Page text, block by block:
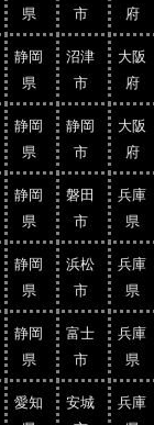
県
市
府
静岡
県
沼津
市
大阪
府
静岡
県
静岡
市
大阪
府
静岡
県
磐田
市
兵庫
県
静岡
県
浜松
市
兵庫
県
静岡
県
富士
市
兵庫
県
愛知
安城
兵庫